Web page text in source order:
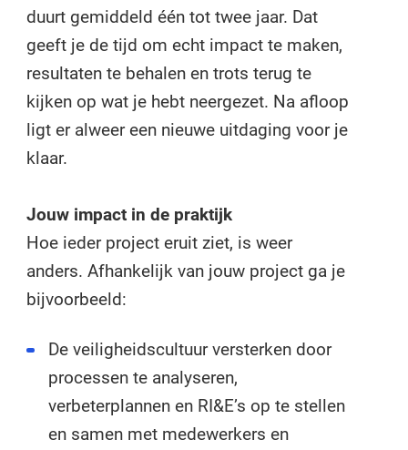
duurt gemiddeld één tot twee jaar. Dat
geeft je de tijd om echt impact te maken,
resultaten te behalen en trots terug te
kijken op wat je hebt neergezet. Na afloop
ligt er alweer een nieuwe uitdaging voor je
klaar.
Jouw impact in de praktijk
Hoe ieder project eruit ziet, is weer
anders. Afhankelijk van jouw project ga je
bijvoorbeeld:
De veiligheidscultuur versterken door
processen te analyseren,
verbeterplannen en RI&E’s op te stellen
en samen met medewerkers en